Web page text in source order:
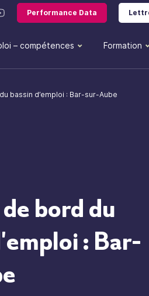
Performance Data
– compétences Formation
bassin d’emploi : Bar-sur-Aube
bord du
: Bar-